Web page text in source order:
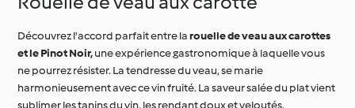
et le Pinot Noir,une expérience gastronomique à laquelle vous
ne pourrez résister. La tendresse du veau, se marie
harmonieusement avec ce vin fruité. La saveur salée du plat vient
sublimer les tanins du vin, les rendant doux et veloutés.
L'équilibre entre la délicatesse du veau et la robustesse du Pinot
Noir crée une symphonie en bouche qui saura ravir les palais les